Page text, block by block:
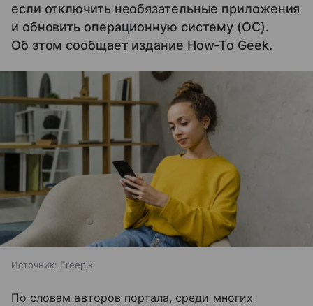
если отключить необязательные приложения
и обновить операционную систему (ОС).
Об этом сообщает издание How-To Geek.
Источник: Freepik
По словам авторов портала, среди многих